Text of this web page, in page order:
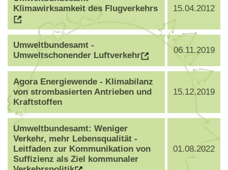
Klimawirksamkeit des Flugverkehrs
15.04.2012
Umweltbundesamt -
Umweltschonender Luftverkehr
06.11.2019
Agora Energiewende - Klimabilanz
von strombasierten Antrieben und
Kraftstoffen
15.12.2019
Umweltbundesamt: Weniger
Verkehr, mehr Lebensqualität -
Leitfaden zur Kommunikation von
Suffizienz als Ziel kommunaler
01.08.2022